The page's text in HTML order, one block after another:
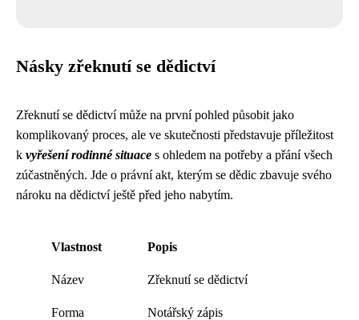
Násky zřeknutí se dědictví
Zřeknutí se dědictví může na první pohled působit jako
komplikovaný proces, ale ve skutečnosti představuje příležitost
k vyřešení rodinné situace s ohledem na potřeby a přání všech
zúčastněných. Jde o právní akt, kterým se dědic zbavuje svého
nároku na dědictví ještě před jeho nabytím.
Vlastnost Popis
Název Zřeknutí se dědictví
Forma Notářský zápis